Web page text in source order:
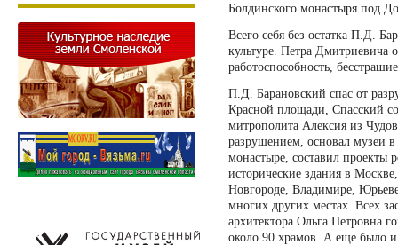
Болдинского монастыря под
Всего себя без остатка П.Д.
культуре. Петра Дмитриевича
работоспособность,
П.Д. Барановский спас от
Красной площади, Спасский
митрополита Алексия из
разрушением, основал музеи
монастыре, составил проекты
исторические здания в
Новгороде, Владимире,
многих других местах. Всех
архитектора Ольга Петровна
около 90 храмов. А еще было и